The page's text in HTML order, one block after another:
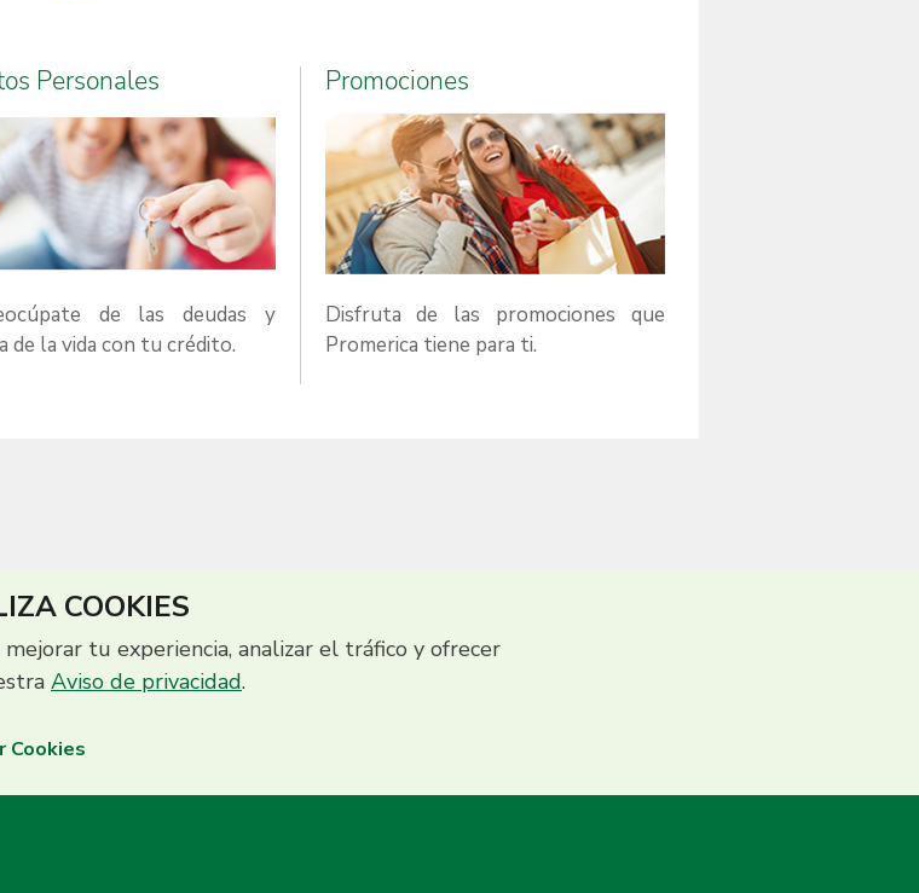
Personales
de las deudas y
de la vida con tu crédito.
Promociones
Disfruta de las promociones que
Promerica tiene para ti.
COOKIES
tu experiencia, analizar el tráfico y ofrecer
Aviso de privacidad.
Cookies